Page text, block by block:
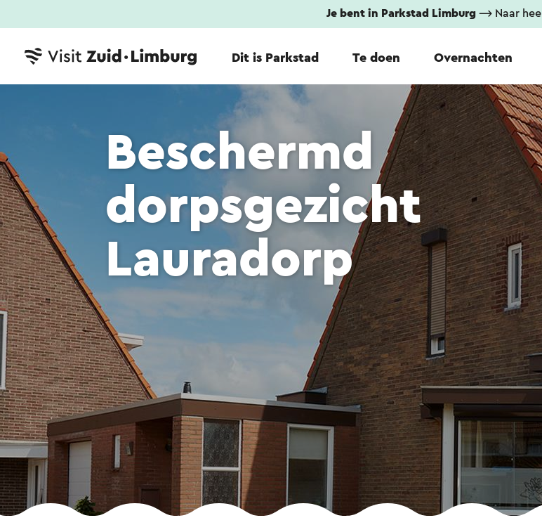
Je bent in Parkstad Limburg⟶ Naar heel
Dit is Parkstad Te doen Overnachten
Beschermd
dorpsgezicht
Lauradorp